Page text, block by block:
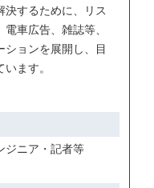
決するために、リス
車広告、雑誌等、
ョンを展開し、目
ます。
ジニア・記者等